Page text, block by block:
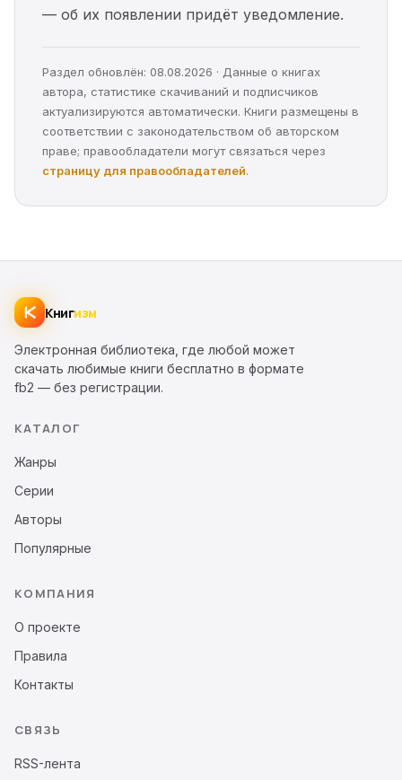
— об их появлении придёт уведомление.
Раздел обновлён: 08.08.2026 · Данные о книгах
автора, статистике скачиваний и подписчиков
актуализируются автоматически. Книги размещены в
соответствии с законодательством об авторском
праве; правообладатели могут связаться через
страницу для правообладателей.
Книгизм
Электронная библиотека, где любой может
скачать любимые книги бесплатно в формате
fb2 — без регистрации.
КАТАЛОГ
Жанры
Серии
Авторы
Популярные
КОМПАНИЯ
О проекте
Правила
Контакты
СВЯЗЬ
RSS-лента